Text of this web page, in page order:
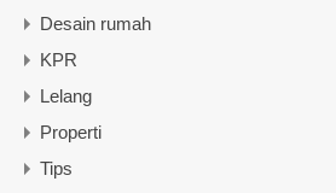
Desain rumah
KPR
Lelang
Properti
Tips